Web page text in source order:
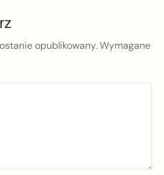
opublikowany.Wymagane